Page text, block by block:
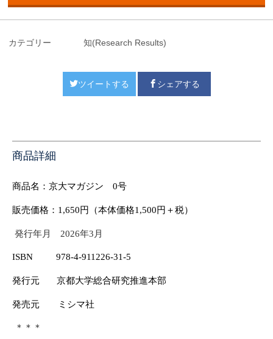
カテゴリー 知(Research Results)
ツイートする シェアする
商品詳細
商品名：京大マガジン 0号
販売価格： 1,650円（本体価格1,500円＋税）
発行年月 2026年3 月
ISBN 978-4-911226-31-5
発行元 京都大学総合研究推進本部
発売元 ミシマ社
＊＊＊